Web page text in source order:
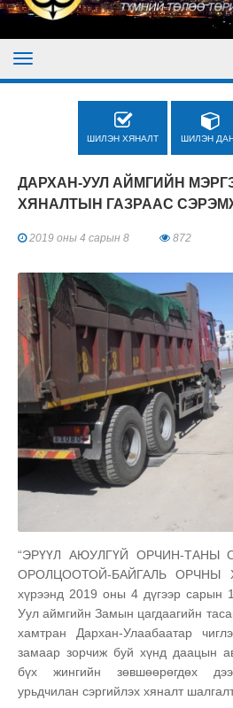
ШИЛЭН ХЯНАЛТ ШИЛЭН
ДАРХАН-УУЛ АЙМГИЙН
ХЯНАЛТЫН ГАЗРААС
2019 оны 4 сарын 8 872
“ЭРҮҮЛ АЮУЛГҮЙ ОРЧИН-ТАНЫ
ОРОЛЦООТОЙ-БАЙГАЛЬ ОРЧНЫ
хүрээнд 2019 оны 4 дүгээр сарын
Уул аймгийн Замын цагдаагийн
хамтран Дархан-Улаабаатар
замаар зорчиж буй хүнд даацын
бүх жингийн зөвшөөрөгдөх
урьдчилан сэргийлэх хяналт